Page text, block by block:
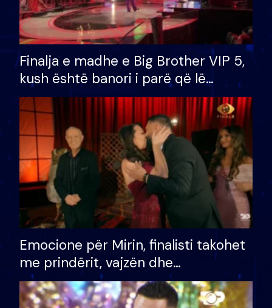
Finalja e madhe e Big Brother VIP 5,
kush është banori i parë që lë
shtëpinë dhe humb mundësinë për
të fituar çmimin e madh
Emocione për Mirin, finalisti takohet
me prindërit, vajzën dhe
bashkëshorten: S’kemi ndonjë letër
divorci apo jo?